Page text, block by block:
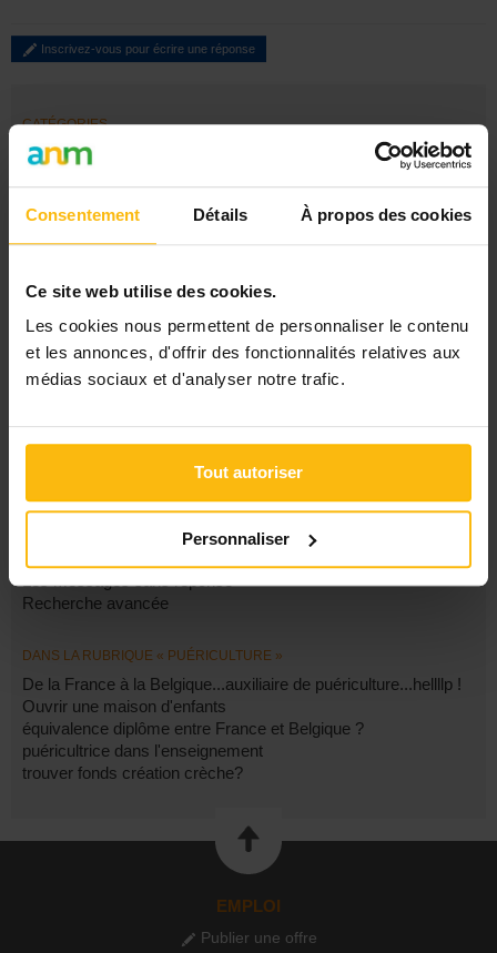
Consentement Détails À propos des cookies
Ce site web utilise des cookies.
Les cookies nous permettent de personnaliser le contenu
et les annonces, d'offrir des fonctionnalités relatives aux
médias sociaux et d'analyser notre trafic.
Tout autoriser
Personnaliser
Inscrivez-vous pour écrire une réponse
CATÉGORIES
Par secteur
Autre
LES DERNIERS MESSAGES
FORMATION - Accompagnement des écoles dans la mise en
œuvre du programme-cadre
FORMATION - Accompagnement des écoles dans la mise en
Formation - Accompagnement des écoles dans la mise en
œuvre du programme-cadre
Cours du soir assistante sociale
Les messages sans réponse
Recherche avancée
DANS LA RUBRIQUE « PUÉRICULTURE »
De la France à la Belgique...auxiliaire de puériculture...hellllp !
Ouvrir une maison d'enfants
équivalence diplôme entre France et Belgique ?
puéricultrice dans l'enseignement
trouver fonds création crèche?
EMPLOI
Publier une offre